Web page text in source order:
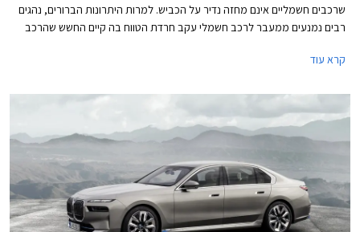
שרכבים חשמליים אינם מחזה נדיר על הכביש. למרות היתרונות הברורים, נהגים
רבים נמנעים ממעבר לרכב חשמלי עקב חרדת הטווח בה קיים החשש שהרכב
ליעד. בניגוד לרכבי בנזין ודיזל שאותם ניתן לתדלק במהירות ובקלות לפי הצורך
הסוללה.
קרא עוד